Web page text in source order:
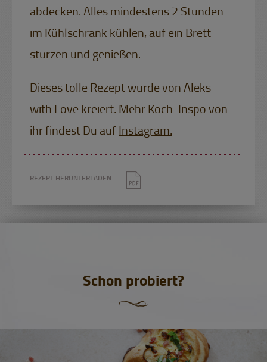
abdecken. Alles mindestens 2 Stunden
im Kühlschrank kühlen, auf ein Brett
stürzen und genießen.
Dieses tolle Rezept wurde von Aleks
with Love kreiert. Mehr Koch-Inspo von
ihr findest Du auf Instagram.
REZEPT HERUNTERLADEN
Schon probiert?